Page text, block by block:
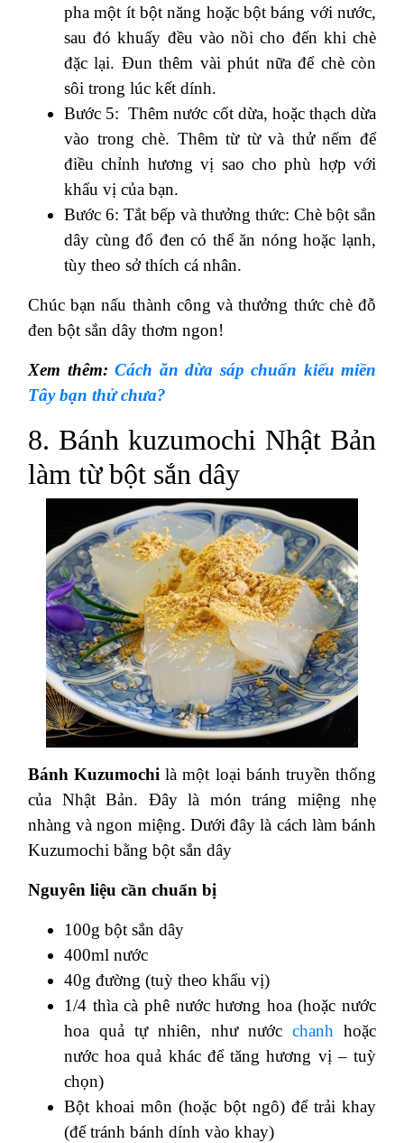
pha một ít bột năng hoặc bột báng với nước,
sau đó khuấy đều vào nồi cho đến khi chè
đặc lại. Đun thêm vài phút nữa để chè còn
sôi trong lúc kết dính.
Bước 5: Thêm nước cốt dừa, hoặc thạch dừa
vào trong chè. Thêm từ từ và thử nếm để
điều chỉnh hương vị sao cho phù hợp với
khẩu vị của bạn.
Bước 6: Tắt bếp và thưởng thức: Chè bột sắn
dây cùng đổ đen có thể ăn nóng hoặc lạnh,
tùy theo sở thích cá nhân.
Chúc bạn nấu thành công và thưởng thức chè đỗ
đen bột sắn dây thơm ngon!
Xem thêm: Cách ăn dừa sáp chuẩn kiểu miền
Tây bạn thử chưa?
8. Bánh kuzumochi Nhật Bản
làm từ bột sắn dây
Bánh Kuzumochi là một loại bánh truyền thống
của Nhật Bản. Đây là món tráng miệng nhẹ
nhàng và ngon miệng. Dưới đây là cách làm bánh
Kuzumochi bằng bột sắn dây
Nguyên liệu cần chuẩn bị
100g bột sắn dây
400ml nước
40g đường (tuỳ theo khẩu vị)
1/4 thìa cà phê nước hương hoa (hoặc nước
hoa quả tự nhiên, như nước chanh hoặc
nước hoa quả khác để tăng hương vị – tuỳ
chọn)
Bột khoai môn (hoặc bột ngô) để trải khay
(để tránh bánh dính vào khay)